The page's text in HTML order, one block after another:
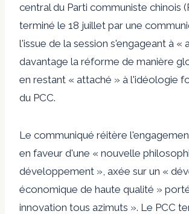
central du Parti communiste chinois
terminé le 18 juillet par une
l'issue de la session s'engageant à «
davantage la réforme de manière
en restant « attaché » à l'idéologie
du PCC.
Le communiqué réitère
en faveur d'une « nouvelle
développement », axée sur un «
économique de haute qualité »
innovation tous azimuts ». Le PCC